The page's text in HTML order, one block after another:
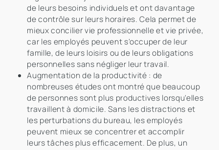
de leurs besoins individuels et ont davantage
de contrôle sur leurs horaires. Cela permet de
mieux concilier vie professionnelle et vie privée,
car les employés peuvent s'occuper de leur
famille, de leurs loisirs ou de leurs obligations
personnelles sans négliger leur travail.
Augmentation de la productivité : de
nombreuses études ont montré que beaucoup
de personnes sont plus productives lorsqu'elles
travaillent à domicile. Sans les distractions et
les perturbations du bureau, les employés
peuvent mieux se concentrer et accomplir
leurs tâches plus efficacement. De plus, un